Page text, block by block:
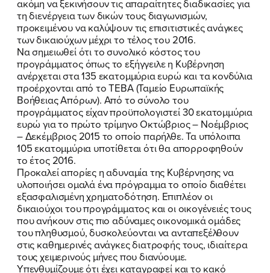
ακόμη να ξεκινήσουν τις απαραίτητες διαδικασίες για
τη διενέργεια των δικών τους διαγωνισμών,
προκειμένου να καλύψουν τις επισιτιστικές ανάγκες
των δικαιούχων μέχρι το τέλος του 2016.
Να σημειωθεί ότι το συνολικό κόστος του
προγράμματος όπως το εξήγγειλε η Κυβέρνηση
ανέρχεται στα 135 εκατομμύρια ευρώ και τα κονδύλια
προέρχονται από το ΤΕΒΑ (Ταμείο Ευρωπαϊκής
Βοήθειας Απόρων). Από το σύνολο του
προγράμματος είχαν προϋπολογιστεί 30 εκατομμύρια
ευρώ για το πρώτο τρίμηνο Οκτώβριος – Νοέμβριος
– Δεκέμβριος 2015 το οποίο παρήλθε. Τα υπόλοιπα
105 εκατομμύρια υποτίθεται ότι θα απορροφηθούν
το έτος 2016.
Προκαλεί απορίες η αδυναμία της Κυβέρνησης να
υλοποιήσει ομαλά ένα πρόγραμμα το οποίο διαθέτει
εξασφαλισμένη χρηματοδότηση. Επιπλέον οι
δικαιούχοι του προγράμματος και οι οικογένειές τους
που ανήκουν στις πιο αδύναμες οικονομικά ομάδες
του πληθυσμού, δυσκολεύονται να ανταπεξέλθουν
στις καθημερινές ανάγκες διατροφής τους, ιδιαίτερα
τους χειμερινούς μήνες που διανύουμε.
Υπενθυμίζουμε ότι έχει καταγραφεί και το κακό